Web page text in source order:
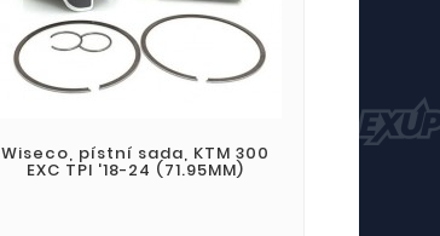
Wiseco, pístní sada, KTM 300
EXC TPI '18-24 (71.95MM)